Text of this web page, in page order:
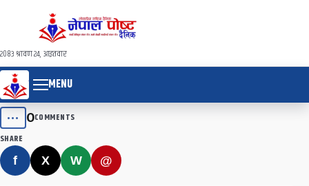
२०८३ श्रावण २४, आइतवार
MENU
••• 0COMMENTS
SHARE
f X W @